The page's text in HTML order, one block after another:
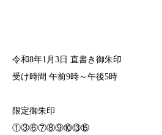
令和8年1月3日 直書き御朱印
受け時間 午前9時～午後5時
限定御朱印
①③⑥⑦⑧⑨⑩⑬⑮